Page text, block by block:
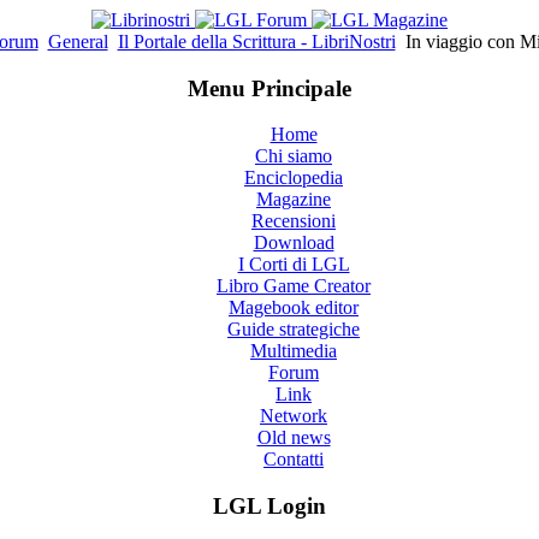
General Il Portale della Scrittura - LibriNostri In viaggio con
Menu Principale
Home
Chi siamo
Enciclopedia
Magazine
Recensioni
Download
I Corti di LGL
Libro Game Creator
Magebook editor
Guide strategiche
Multimedia
Forum
Link
Network
Old news
Contatti
LGL Login